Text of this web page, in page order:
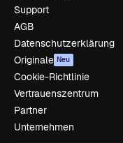
Support
AGB
Datenschutzerklärung
Originale Neu
Cookie-Richtlinie
Vertrauenszentrum
Partner
Unternehmen